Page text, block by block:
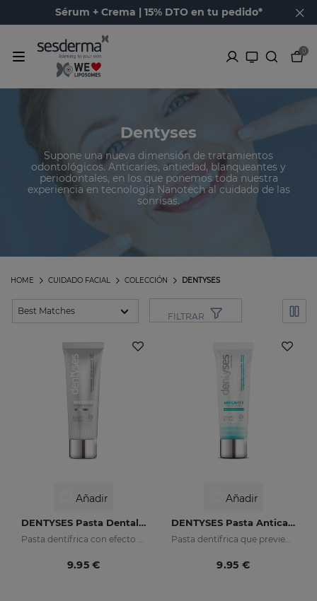
Sérum + Crema | 15% DTO en tu pedido*
0
Dentyses
Supone una nueva dimensión de tratamientos
odontológicos. Anticaries, antiedad, blanqueantes y
periodontales, en los que ponemos toda nuestra
experiencia en tecnología Nanotech al cuidado de las
sonrisas.
DENTYSES
COLECCIÓN
CUIDADO FACIAL
HOME
FILTRAR
Añadir
DENTYSES Pasta Dental Blanqueante
Pasta dentífrica con efecto blanqueante
9.95 €
Añadir
DENTYSES Pasta Anticaries
Pasta dentífrica que previene la aparición de caries
9.95 €